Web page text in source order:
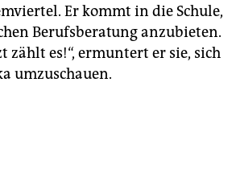
Er kommt in die Schule,
Berufsberatung anzubieten.
zählt es!“, ermuntert er sie, sich
umzuschauen.